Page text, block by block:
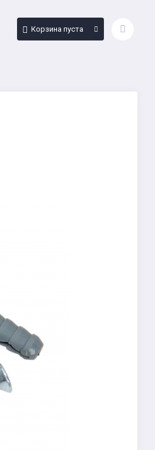
Корзина пуста